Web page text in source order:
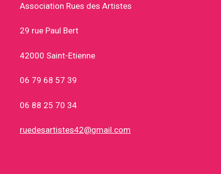
Association Rues des Artistes
29 rue Paul Bert
42000 Saint-Etienne
06 79 68 57 39
06 88 25 70 34
ruedesartistes42@gmail.com